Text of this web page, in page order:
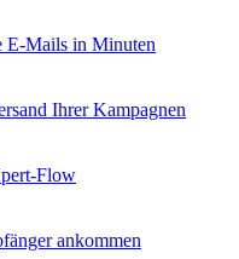
E‑Mails in Minuten
Ihrer Kampagnen
Flow
ankommen